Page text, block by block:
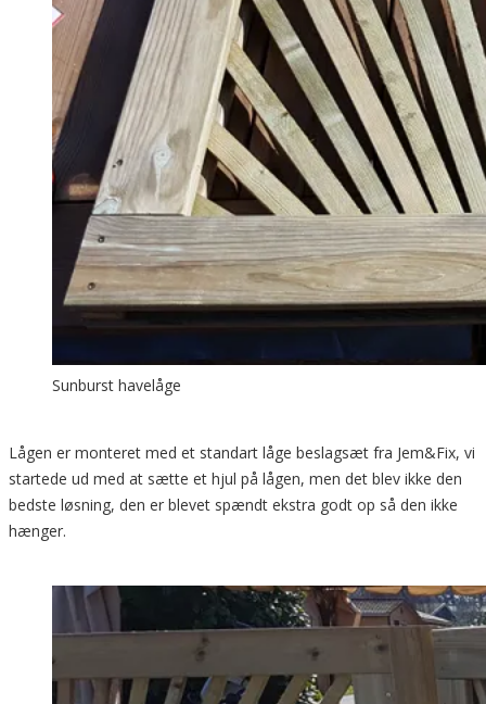
Sunburst havelåge
Lågen er monteret med et standart låge beslagsæt fra Jem&Fix, vi
startede ud med at sætte et hjul på lågen, men det blev ikke den
bedste løsning, den er blevet spændt ekstra godt op så den ikke
hænger.